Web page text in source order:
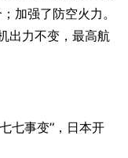
加强了防空火力。
出力不变，最高航
七事变”，日本开